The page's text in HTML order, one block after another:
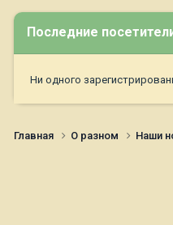
Последние
Ни одного
Главная О разном Наши